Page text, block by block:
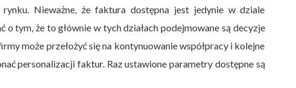
Nieważne, że faktura dostępna jest jedynie w dziale
tym, że to głównie w tych działach podejmowane są decyzje
może przełożyć się na kontynuowanie współpracy i kolejne
personalizacji faktur. Raz ustawione parametry dostępne są